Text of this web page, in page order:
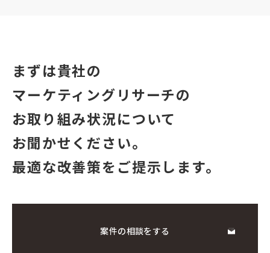
まずは貴社の
マーケティングリサーチの
お取り組み状況について
お聞かせください。
最適な改善策をご提示します。
案件の相談をする